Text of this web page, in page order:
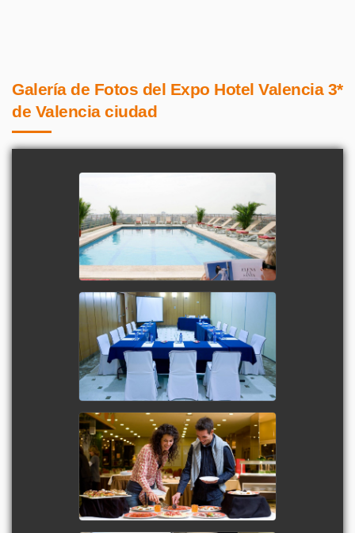
Galería de Fotos del Expo Hotel Valencia 3*
de Valencia ciudad